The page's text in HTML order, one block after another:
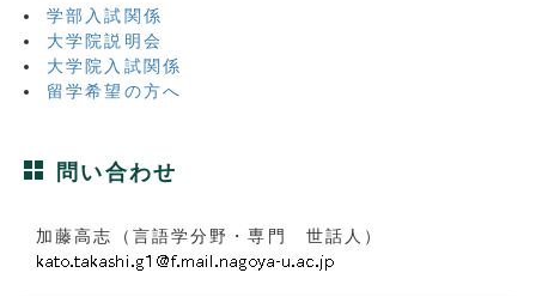
学部入試関係
大学院説明会
大学院入試関係
留学希望の方へ
問い合わせ
加藤高志（言語学分野・専門 世話人）